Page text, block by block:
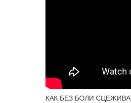
КАК БЕЗ БОЛИ